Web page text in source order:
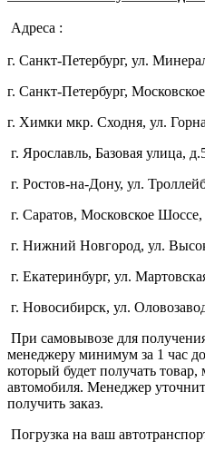
Адреса :
г. Санкт-Петербург, ул.
г. Санкт-Петербург,
г. Химки мкр. Сходня, ул.
г. Ярославль, Базовая улица,
г. Ростов-на-Дону, ул.
г. Саратов, Московское
г. Нижний Новгород, ул.
г. Екатеринбург, ул.
г. Новосибирск, ул.
При самовывозе для
менеджеру минимум за 1 час
который будет получать
автомобиля. Менеджер
получить заказ.
Погрузка на ваш